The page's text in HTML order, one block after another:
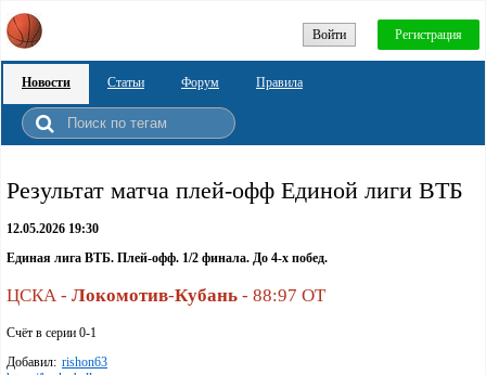
Войти Регистрация
Новости Статьи Форум Правила
Результат матча плей-офф Единой лиги ВТБ
12.05.2026 19:30
Единая лига ВТБ. Плей-офф. 1/2 финала. До 4-х побед.
ЦСКА - Локомотив-Кубань - 88:97 ОТ
Счёт в серии 0-1
Добавил: rishon63